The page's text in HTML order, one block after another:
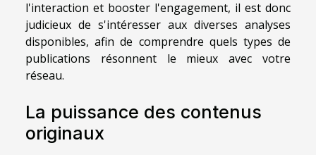
l'interaction et booster l'engagement, il est donc
judicieux de s'intéresser aux diverses analyses
disponibles, afin de comprendre quels types de
publications résonnent le mieux avec votre
réseau.
La puissance des contenus
originaux